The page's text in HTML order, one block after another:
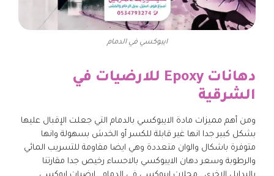
ايبوكسي في الدمام
دهانات Epoxy للارضيات في
الشرقية
ومن أهم مميزات مادة الايبوكسي بالدمام التي جعلت الإقبال عليها
بشكل كبير جدا انها غير قابلة للكسر أو الخدش بسهولة وانها
متوفرة باشكال والوان متعددة وهي ايضا مقاومة للتسريب المائي
والرطوبة وسعر دهان الايبوكسي بالاحساء رخيص جدا مقارتنا